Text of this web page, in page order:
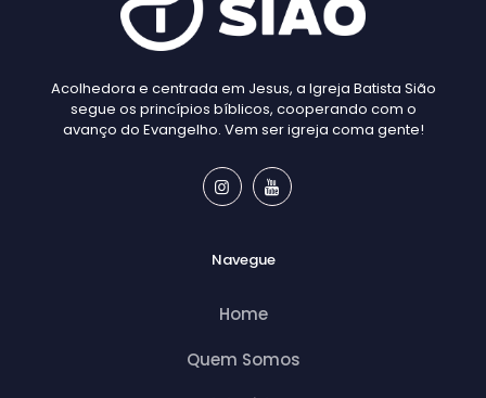
Acolhedora e centrada em Jesus, a Igreja Batista Sião
segue os princípios bíblicos, cooperando com o
avanço do Evangelho. Vem ser igreja coma gente!
Navegue
Home
Quem Somos